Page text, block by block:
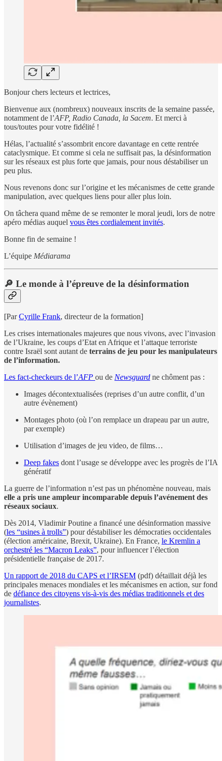
Bonjour chers lecteurs et lectrices,
Bienvenue aux (nombreux) nouveaux inscrits de la semaine passée,
notamment de l’AFP, Radio Canada, la Sacem. Et merci à
tous/toutes pour votre fidélité !
Hélas, l’actualité s’assombrit encore davantage en cette rentrée
cataclysmique. Et comme si cela ne suffisait pas, la désinformation
sur les réseaux est plus forte que jamais, pour nous déstabiliser un
peu plus.
Nous revenons donc sur l’origine et les mécanismes de cette grande
manipulation, avec quelques liens pour aller plus loin.
On tâchera quand même de se remonter le moral jeudi, lors de notre
apéro médias auquel vous êtes cordialement invités.
Bonne fin de semaine !
L’équipe Médiarama
🔎 Le monde à l’épreuve de la désinformation
[ParCyrille Frank, directeur de la formation]
Les crises internationales majeures que nous vivons, avec l’invasion
de l’Ukraine, les coups d’Etat en Afrique et l’attaque terroriste
contre Israël sont autant de terrains de jeu pour les manipulateurs
de l’information.
Les fact-checkeurs de l’AFP ou de Newsguard ne chôment pas :
Images décontextualisées (reprises d’un autre conflit, d’un
autre évènement)
Montages photo (où l’on remplace un drapeau par un autre,
par exemple)
Utilisation d’images de jeu video, de films…
Deep fakes dont l’usage se développe avec les progrès de l’IA
génératif
La guerre de l’information n’est pas un phénomène nouveau, mais
elle a pris une ampleur incomparable depuis l’avénement des
réseaux sociaux.
Dès 2014, Vladimir Poutine a financé une désinformation massive
(les “usines à trolls”) pour déstabiliser les démocraties occidentales
(élection américaine, Brexit, Ukraine). En France, le Kremlin a
orchestré les “Macron Leaks”, pour influencer l’élection
présidentielle française de 2017.
Un rapport de 2018 du CAPS et l’IRSEM (pdf) détaillait déjà les
principales menaces mondiales et les mécanismes en action, sur fond
de défiance des citoyens vis-à-vis des médias traditionnels et des
journalistes.